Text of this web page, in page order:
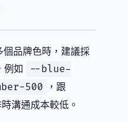
個品牌色時，建議採
例如
--blue-
500
，跟
溝通成本較低。